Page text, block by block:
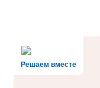
Решаем вместе